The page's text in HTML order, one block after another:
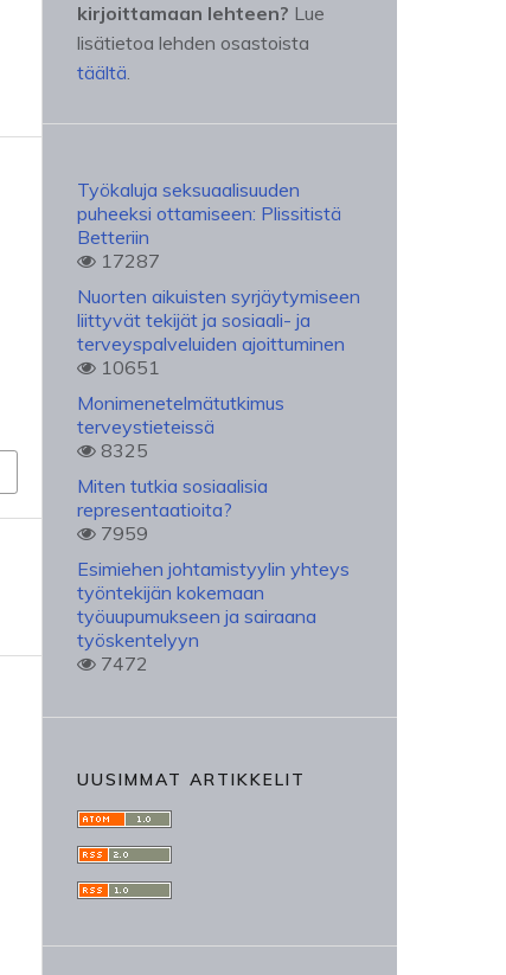
kirjoittamaan lehteen? Lue
lisätietoa lehden osastoista
täältä.
Työkaluja seksuaalisuuden
puheeksi ottamiseen: Plissitistä
Betteriin
17287
Nuorten aikuisten syrjäytymiseen
liittyvät tekijät ja sosiaali- ja
terveyspalveluiden ajoittuminen
10651
Monimenetelmätutkimus
terveystieteissä
8325
Miten tutkia sosiaalisia
representaatioita?
7959
Esimiehen johtamistyylin yhteys
työntekijän kokemaan
työuupumukseen ja sairaana
työskentelyyn
7472
UUSIMMAT ARTIKKELIT